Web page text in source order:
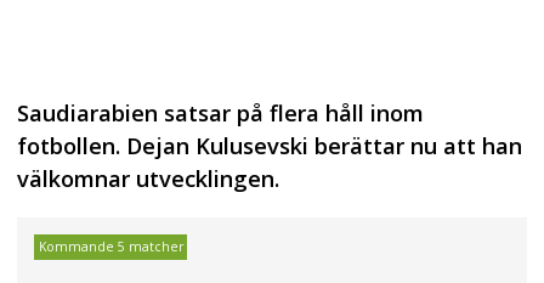
Saudiarabien satsar på flera håll inom
fotbollen. Dejan Kulusevski berättar nu att han
välkomnar utvecklingen.
Kommande 5 matcher